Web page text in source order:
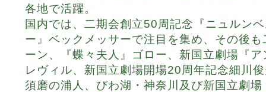
各地で活躍。
国内では、二期会創立50周記念『ニュルン
ー』ベックメッサーで注目を集め、その後
ーン、『蝶々夫人』ゴロー、新国立劇場『
レヴィル、新国立劇場開場20周年記念細川
須磨の浦人、びわ湖・神奈川及び新国立劇